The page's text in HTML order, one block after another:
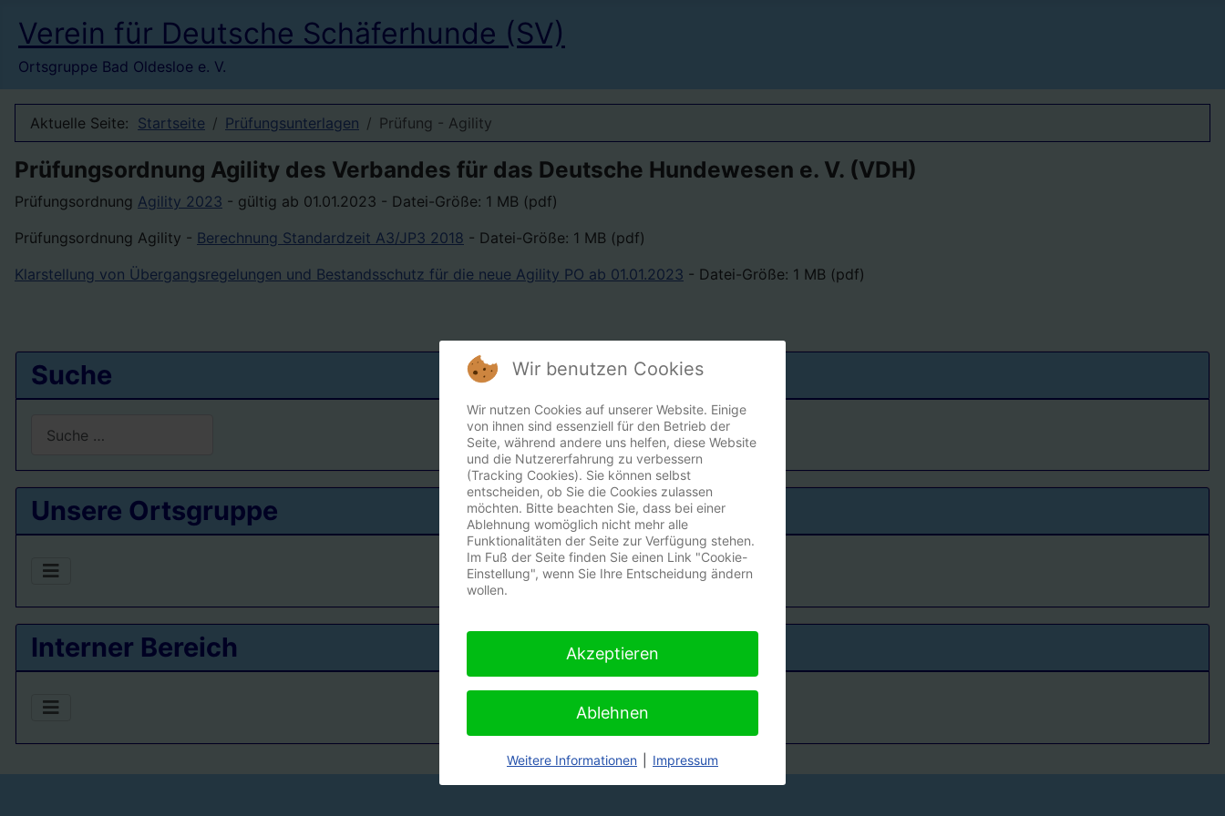
Verein für Deutsche Schäferhunde (SV)
Ortsgruppe Bad Oldesloe e. V.
Suche
Type 2 or more characters for results.
Unsere Ortsgruppe
Interner Bereich
Aktuelle Seite: Startseite Prüfungsunterlagen Prüfung - Agility
Prüfungsordnung Agility des Verbandes für das Deutsche Hundewesen e. V. (VDH)
Prüfungsordnung Agility 2023 - gültig ab 01.01.2023 - Datei-Größe: 1 MB (pdf)
Prüfungsordnung Agility - Berechnung Standardzeit A3/JP3 2018 - Datei-Größe: 1 MB (pdf)
Klarstellung von Übergangsregelungen und Bestandsschutz für die neue Agility PO ab 01.01.2023 - Datei-Größe: 1 MB (pdf)
Wir benutzen Cookies
Wir nutzen Cookies auf unserer Website. Einige
von ihnen sind essenziell für den Betrieb der
Seite, während andere uns helfen, diese Website
und die Nutzererfahrung zu verbessern
(Tracking Cookies). Sie können selbst
entscheiden, ob Sie die Cookies zulassen
möchten. Bitte beachten Sie, dass bei einer
Ablehnung womöglich nicht mehr alle
Funktionalitäten der Seite zur Verfügung stehen.
Im Fuß der Seite finden Sie einen Link "Cookie-
Einstellung", wenn Sie Ihre Entscheidung ändern
wollen.
Akzeptieren
Ablehnen
Weitere Informationen Impressum